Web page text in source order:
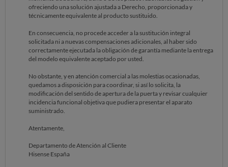
ofreciendo una solución ajustada a Derecho, proporcionada y
técnicamente equivalente al producto sustituido.
En consecuencia, no procede acceder a la sustitución integral
solicitada ni a nuevas compensaciones adicionales, al haber sido
correctamente ejecutada la obligación de garantía mediante la entrega
del modelo equivalente aceptado por usted.
No obstante, y en atención comercial a las molestias ocasionadas,
quedamos a disposición para coordinar, si así lo solicita, la
modificación del sentido de apertura de la puerta y revisar cualquier
incidencia funcional objetiva que pudiera presentar el aparato
suministrado.
Atentamente,
Departamento de Atención al Cliente
Hisense España